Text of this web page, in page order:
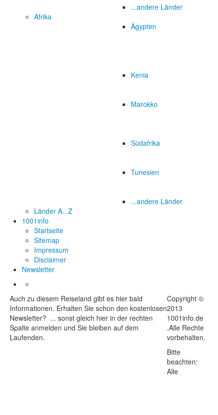
...andere Länder
Afrika
Ägypten
Kenia
Marokko
Südafrika
Tunesien
...andere Länder
Länder A...Z
1001info
Startseite
Sitemap
Impressum
Disclaimer
Newsletter
Auch zu diesem Reiseland gibt es hier bald
Informationen. Erhalten Sie schon den kostenlosen
Newsletter? ... sonst gleich hier in der rechten
Spalte anmelden und Sie bleiben auf dem
Laufenden.
Copyright ©
2013
1001info.de
.Alle Rechte
vorbehalten.
Bitte
beachten:
Alle